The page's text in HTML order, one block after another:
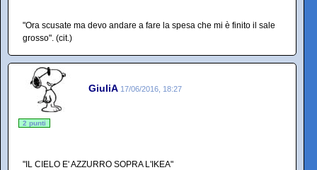
"Ora scusate ma devo andare a fare la spesa che mi è finito il sale
grosso". (cit.)
GiuliA 17/06/2016, 18:27
2 punti
"IL CIELO E' AZZURRO SOPRA L'IKEA"